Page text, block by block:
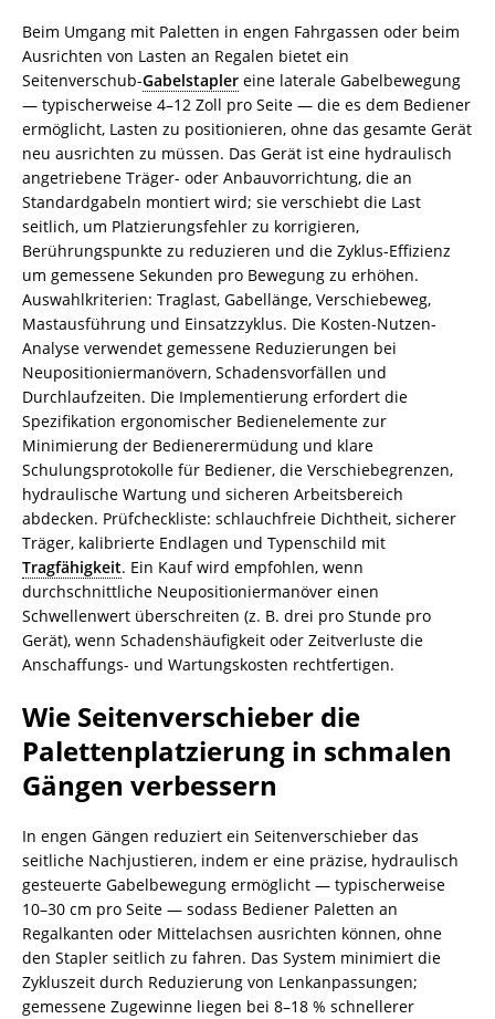
Beim Umgang mit Paletten in engen Fahrgassen oder beim
Ausrichten von Lasten an Regalen bietet ein
Seitenverschub-Gabelstapler eine laterale Gabelbewegung
— typischerweise 4–12 Zoll pro Seite — die es dem Bediener
ermöglicht, Lasten zu positionieren, ohne das gesamte Gerät
neu ausrichten zu müssen. Das Gerät ist eine hydraulisch
angetriebene Träger- oder Anbauvorrichtung, die an
Standardgabeln montiert wird; sie verschiebt die Last
seitlich, um Platzierungsfehler zu korrigieren,
Berührungspunkte zu reduzieren und die Zyklus-Effizienz
um gemessene Sekunden pro Bewegung zu erhöhen.
Auswahlkriterien: Traglast, Gabellänge, Verschiebeweg,
Mastausführung und Einsatzzyklus. Die Kosten-Nutzen-
Analyse verwendet gemessene Reduzierungen bei
Neupositioniermanövern, Schadensvorfällen und
Durchlaufzeiten. Die Implementierung erfordert die
Spezifikation ergonomischer Bedienelemente zur
Minimierung der Bedienerermüdung und klare
Schulungsprotokolle für Bediener, die Verschiebegrenzen,
hydraulische Wartung und sicheren Arbeitsbereich
abdecken. Prüfcheckliste: schlauchfreie Dichtheit, sicherer
Träger, kalibrierte Endlagen und Typenschild mit
Tragfähigkeit. Ein Kauf wird empfohlen, wenn
durchschnittliche Neupositioniermanöver einen
Schwellenwert überschreiten (z. B. drei pro Stunde pro
Gerät), wenn Schadenshäufigkeit oder Zeitverluste die
Anschaffungs- und Wartungskosten rechtfertigen.
Wie Seitenverschieber die
Palettenplatzierung in schmalen
Gängen verbessern
In engen Gängen reduziert ein Seitenverschieber das
seitliche Nachjustieren, indem er eine präzise, hydraulisch
gesteuerte Gabelbewegung ermöglicht — typischerweise
10–30 cm pro Seite — sodass Bediener Paletten an
Regalkanten oder Mittelachsen ausrichten können, ohne
den Stapler seitlich zu fahren. Das System minimiert die
Zykluszeit durch Reduzierung von Lenkanpassungen;
gemessene Zugewinne liegen bei 8–18 % schnellerer